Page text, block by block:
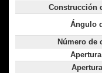
Construcción
Ángulo
Número de